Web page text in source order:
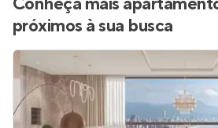
próximos à sua busca